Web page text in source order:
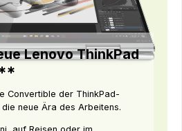
Lenovo ThinkPad
Convertible der ThinkPad-
neue Ära des Arbeitens.